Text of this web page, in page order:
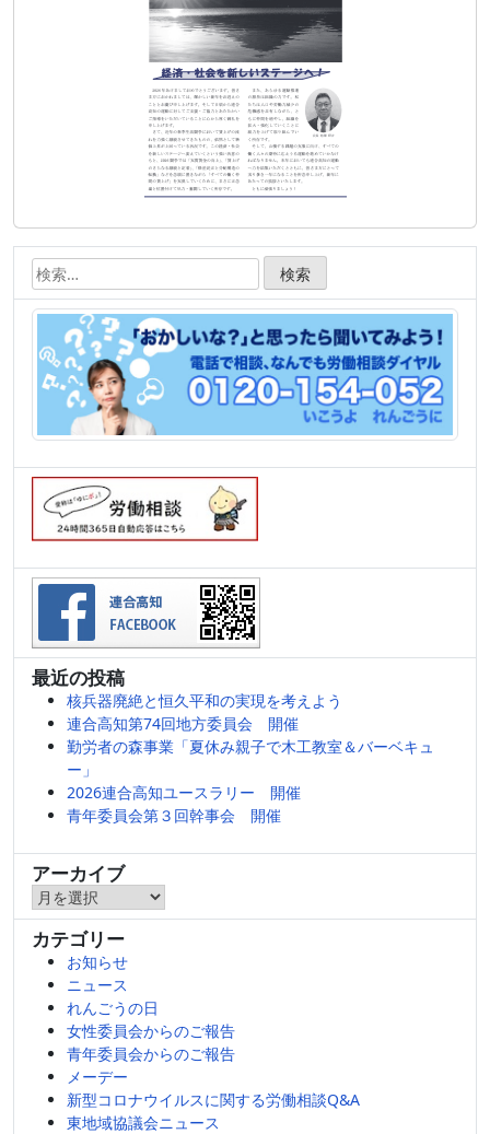
検
索:
最近の投稿
核兵器廃絶と恒久平和の実現を考えよう
連合高知第74回地方委員会 開催
勤労者の森事業「夏休み親子で木工教室＆バーベキュ
ー」
2026連合高知ユースラリー 開催
青年委員会第３回幹事会 開催
アーカイブ
ア
ー
カ
カテゴリー
お知らせ
ニュース
れんごうの日
女性委員会からのご報告
青年委員会からのご報告
メーデー
新型コロナウイルスに関する労働相談Q&A
東地域協議会ニュース